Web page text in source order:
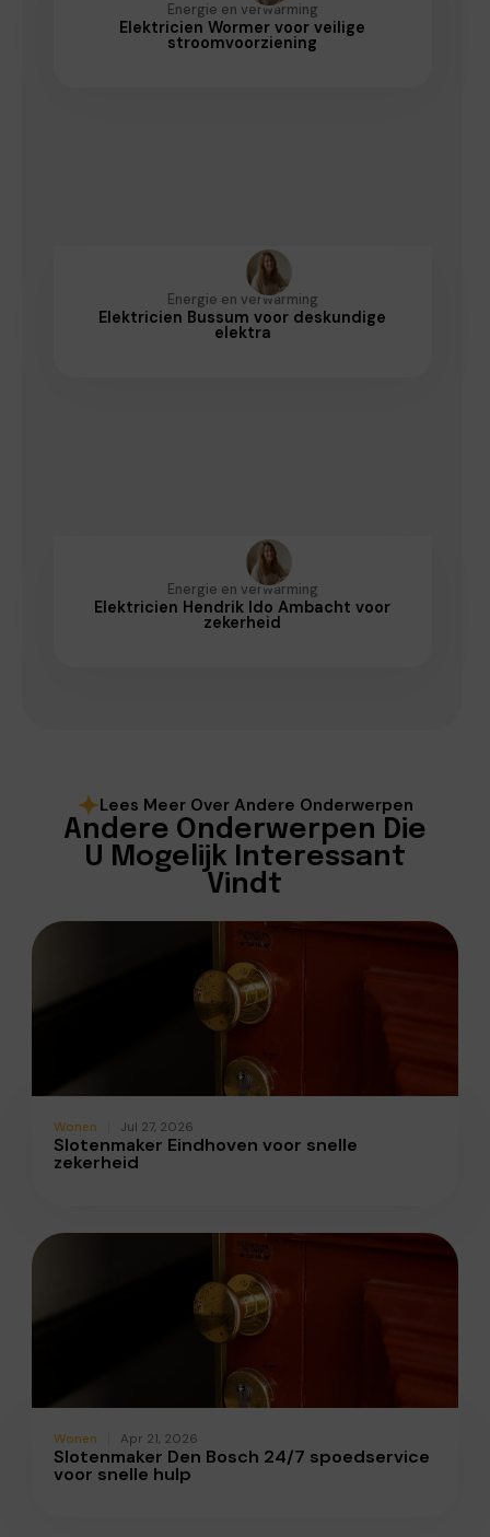
Energie en verwarming
Elektricien Wormer voor veilige
stroomvoorziening
Energie en verwarming
Elektricien Bussum voor deskundige
elektra
Energie en verwarming
Elektricien Hendrik Ido Ambacht voor
zekerheid
Lees Meer Over Andere Onderwerpen
Andere Onderwerpen Die
U Mogelijk Interessant
Vindt
Wonen Jul 27, 2026
Slotenmaker Eindhoven voor snelle
zekerheid
Wonen Apr 21, 2026
Slotenmaker Den Bosch 24/7 spoedservice
voor snelle hulp